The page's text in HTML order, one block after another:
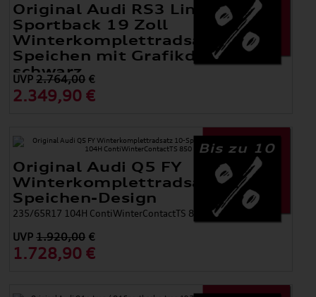
Original Audi RS3 Limousine /
Sportback 19 Zoll
Winterkomplettradsatz 5-Y-
Speichen mit Grafikdruck,
schwarz
UVP2.764,00 €
2.349,90 €
Bis zu 10
Original Audi Q5 FY
Winterkomplettradsatz 10-
Speichen-Design
235/65R17 104H ContiWinterContactTS 850 P AO, 7x17
UVP1.920,00 €
1.728,90 €